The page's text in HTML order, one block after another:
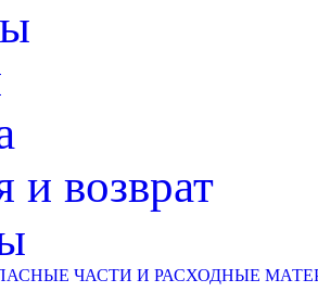
и возврат
ЧАСТИ И РАСХОДНЫЕ